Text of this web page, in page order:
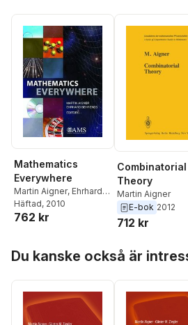
Mathematics
Everywhere
Martin Aigner, Ehrhard
Behrends
Häftad, 2010
762 kr
Combinatorial
Theory
Martin Aigner
E-bok 2012
712 kr
Du kanske också är